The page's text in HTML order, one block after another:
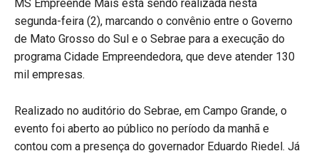
MS Empreende Mais está sendo realizada nesta
segunda-feira (2), marcando o convênio entre o Governo
de Mato Grosso do Sul e o Sebrae para a execução do
programa Cidade Empreendedora, que deve atender 130
mil empresas.
Realizado no auditório do Sebrae, em Campo Grande, o
evento foi aberto ao público no período da manhã e
contou com a presença do governador Eduardo Riedel. Já